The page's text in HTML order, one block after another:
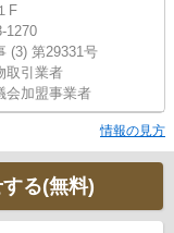
F
1270
(3) 第29331号
取引業者
会加盟事業者
情報の見方
る(無料)